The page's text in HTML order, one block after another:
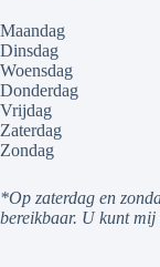
Maandag
Dinsdag
Woensdag
Donderdag
Vrijdag
Zaterdag
Zondag
*Op zaterdag en
bereikbaar. U kunt mij